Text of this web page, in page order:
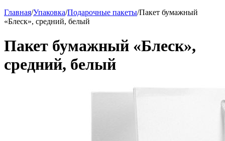
Главная/Упаковка/Подарочные пакеты/Пакет бумажный
«Блеск», средний, белый
Пакет бумажный «Блеск»,
средний, белый